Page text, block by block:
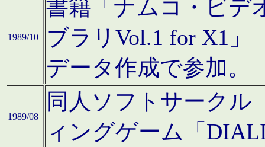
1989/10
書籍「ナムコ・ビデ
ブラリVol.1 for X1」
データ作成で参加。
1989/08
同人ソフトサークル
ィングゲーム「